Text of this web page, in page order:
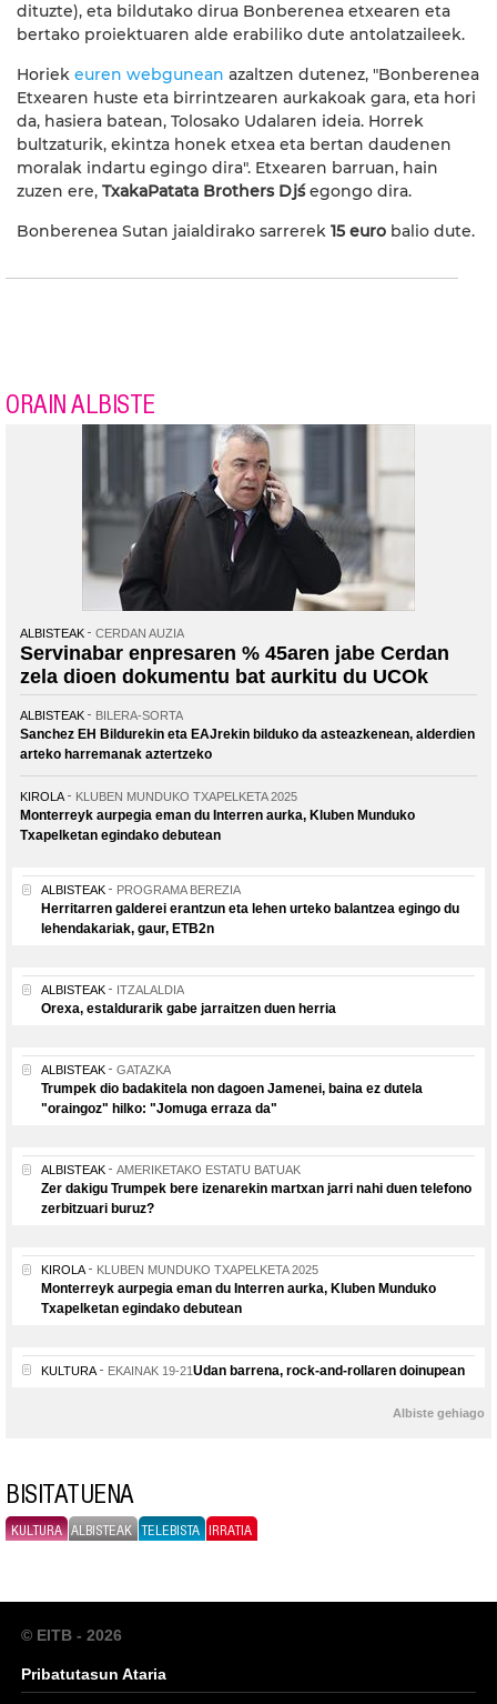
dituzte), eta bildutako dirua Bonberenea etxearen eta
bertako proiektuaren alde erabiliko dute antolatzaileek.
Horiek euren webgunean azaltzen dutenez, "Bonberenea
Etxearen huste eta birrintzearen aurkakoak gara, eta hori
da, hasiera batean, Tolosako Udalaren ideia. Horrek
bultzaturik, ekintza honek etxea eta bertan daudenen
moralak indartu egingo dira". Etxearen barruan, hain
zuzen ere, TxakaPatata Brothers Dj´segongo dira.
Bonberenea Sutan jaialdirako sarrerek 15 euro balio dute.
ORAIN ALBISTE
ALBISTEAK CERDAN AUZIA
Servinabar enpresaren % 45aren jabe Cerdan
zela dioen dokumentu bat aurkitu du UCOk
ALBISTEAK BILERA-SORTA
Sanchez EH Bildurekin eta EAJrekin bilduko da asteazkenean, alderdien
arteko harremanak aztertzeko
KIROLA KLUBEN MUNDUKO TXAPELKETA 2025
Monterreyk aurpegia eman du Interren aurka, Kluben Munduko
Txapelketan egindako debutean
ALBISTEAK PROGRAMA BEREZIA
Herritarren galderei erantzun eta lehen urteko balantzea egingo du
lehendakariak, gaur, ETB2n
ALBISTEAK ITZALALDIA
Orexa, estaldurarik gabe jarraitzen duen herria
ALBISTEAK GATAZKA
Trumpek dio badakitela non dagoen Jamenei, baina ez dutela
"oraingoz" hilko: "Jomuga erraza da"
ALBISTEAK AMERIKETAKO ESTATU BATUAK
Zer dakigu Trumpek bere izenarekin martxan jarri nahi duen telefono
zerbitzuari buruz?
KIROLA KLUBEN MUNDUKO TXAPELKETA 2025
Monterreyk aurpegia eman du Interren aurka, Kluben Munduko
Txapelketan egindako debutean
KULTURA EKAINAK 19-21Udan barrena, rock-and-rollaren doinupean
Albiste gehiago
BISITATUENA
KULTURA ALBISTEAK TELEBISTA IRRATIA
© EITB - 2026
Pribatutasun Ataria